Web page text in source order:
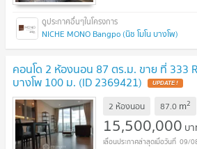
NICHE MONO Bangpo (นิช โมโน บางโพ)
คอนโด 2 ห้องนอน 87 ตร.ม. ขาย ที่ 333
บางโพ 100 ม. (ID 2369421) UPDATE !
2 ห้องนอน 87.0 m2
15,500,000 บ
09/